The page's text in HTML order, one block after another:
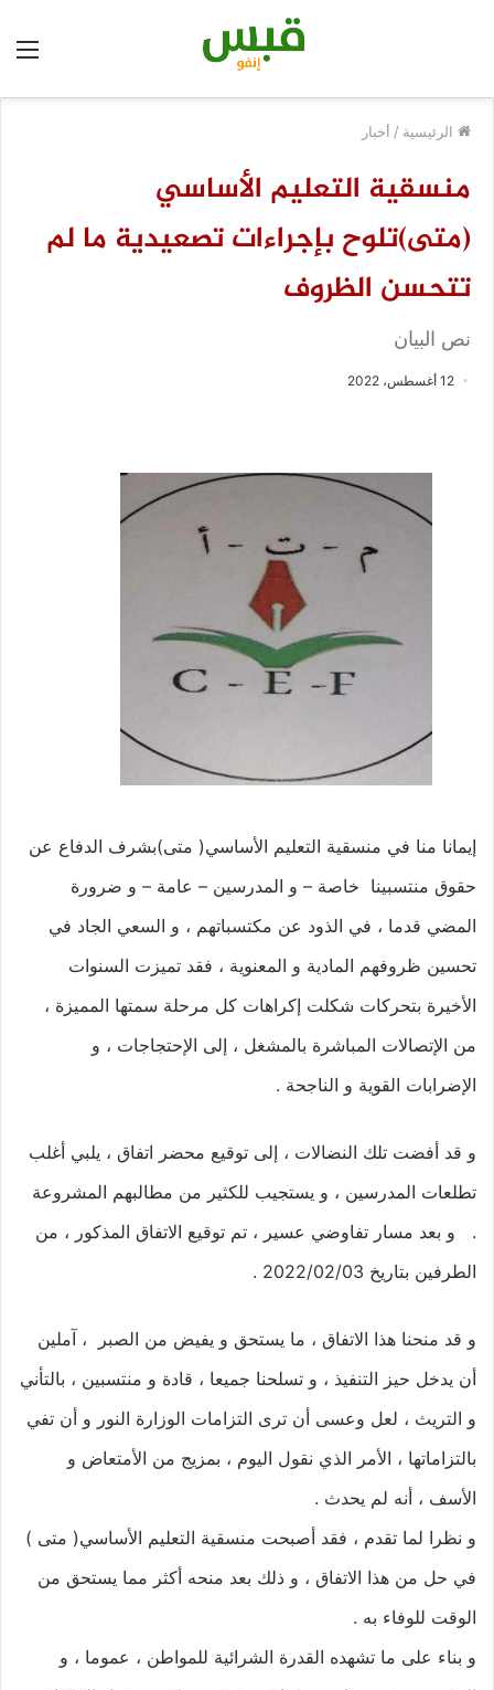
الرئيسية / أخبار
منسقية التعليم الأساسي
(متى)تلوح بإجراءات تصعيدية ما لم
تتحسن الظروف
نص البيان
12 أغسطس، 2022
إيمانا منا في منسقية التعليم الأساسي( متى)بشرف الدفاع عن
حقوق منتسبينا خاصة – و المدرسين – عامة – و ضرورة
المضي قدما ، في الذود عن مكتسباتهم ، و السعي الجاد في
تحسين ظروفهم المادية و المعنوية ، فقد تميزت السنوات
الأخيرة بتحركات شكلت إكراهات كل مرحلة سمتها المميزة ،
من الإتصالات المباشرة بالمشغل ، إلى الإحتجاجات ، و
الإضرابات القوية و الناجحة .
و قد أفضت تلك النضالات ، إلى توقيع محضر اتفاق ، يلبي أغلب
تطلعات المدرسين ، و يستجيب للكثير من مطالبهم المشروعة
. و بعد مسار تفاوضي عسير ، تم توقيع الاتفاق المذكور ، من
الطرفين بتاريخ 2022/02/03 .
و قد منحنا هذا الاتفاق ، ما يستحق و يفيض من الصبر ، آملين
أن يدخل حيز التنفيذ ، و تسلحنا جميعا ، قادة و منتسبين ، بالتأني
و التريث ، لعل وعسى أن ترى التزامات الوزارة النور و أن تفي
بالتزاماتها ، الأمر الذي نقول اليوم ، بمزيج من الأمتعاض و
الأسف ، أنه لم يحدث .
و نظرا لما تقدم ، فقد أصبحت منسقية التعليم الأساسي( متى )
في حل من هذا الاتفاق ، و ذلك بعد منحه أكثر مما يستحق من
الوقت للوفاء به .
و بناء على ما تشهده القدرة الشرائية للمواطن ، عموما ، و